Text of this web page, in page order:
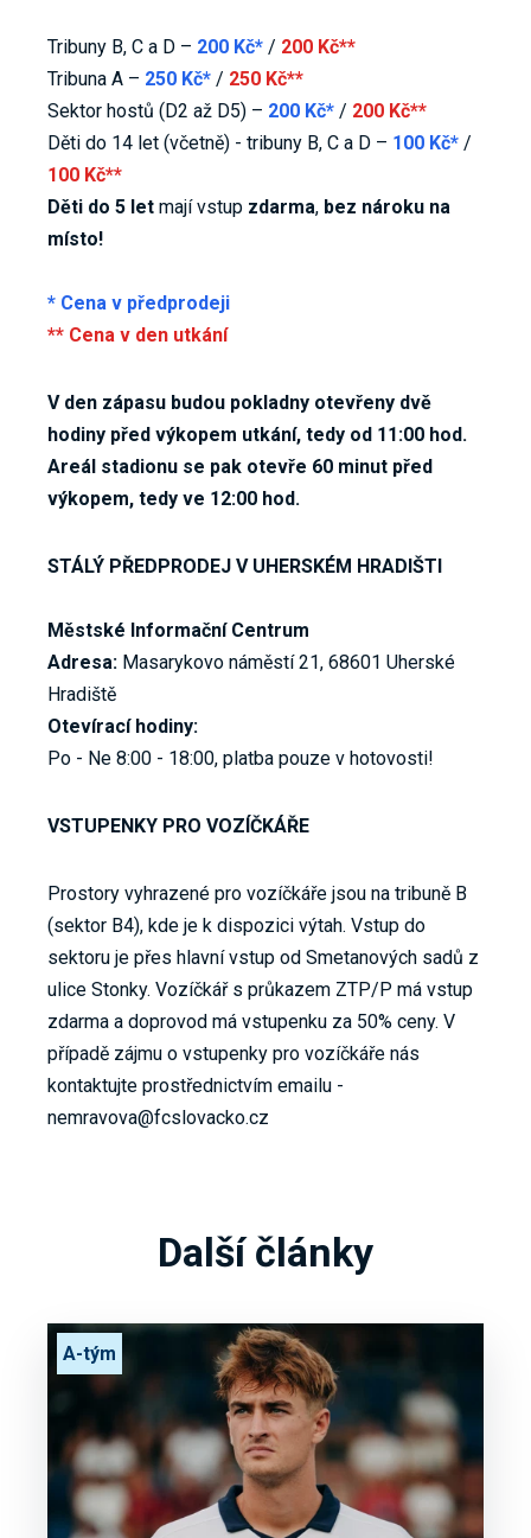
Tribuny B, C a D – 200 Kč* / 200 Kč**
Tribuna A – 250 Kč* / 250 Kč**
Sektor hostů (D2 až D5) – 200 Kč* / 200 Kč**
Děti do 14 let (včetně) - tribuny B, C a D – 100 Kč* /
100 Kč**
Děti do 5 let mají vstup zdarma, bez nároku na
místo!
* Cena v předprodeji
** Cena v den utkání
V den zápasu budou pokladny otevřeny dvě
hodiny před výkopem utkání, tedy od 11:00 hod.
Areál stadionu se pak otevře 60 minut před
výkopem, tedy ve 12:00 hod.
STÁLÝ PŘEDPRODEJ V UHERSKÉM HRADIŠTI
Městské Informační Centrum
Adresa: Masarykovo náměstí 21, 68601 Uherské
Hradiště
Otevírací hodiny:
Po - Ne 8:00 - 18:00, platba pouze v hotovosti!
VSTUPENKY PRO VOZÍČKÁŘE
Prostory vyhrazené pro vozíčkáře jsou na tribuně B
(sektor B4), kde je k dispozici výtah. Vstup do
sektoru je přes hlavní vstup od Smetanových sadů z
ulice Stonky. Vozíčkář s průkazem ZTP/P má vstup
zdarma a doprovod má vstupenku za 50% ceny. V
případě zájmu o vstupenky pro vozíčkáře nás
kontaktujte prostřednictvím emailu -
nemravova@fcslovacko.cz
Další články
A-tým